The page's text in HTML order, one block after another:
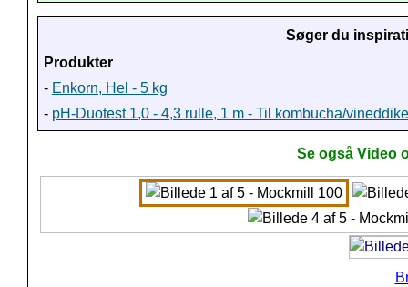
Søger du
Produkter
- Enkorn, Hel - 5 kg
- pH-Duotest 1,0 - 4,3 rulle, 1 m - Til kombucha/
Se også Video